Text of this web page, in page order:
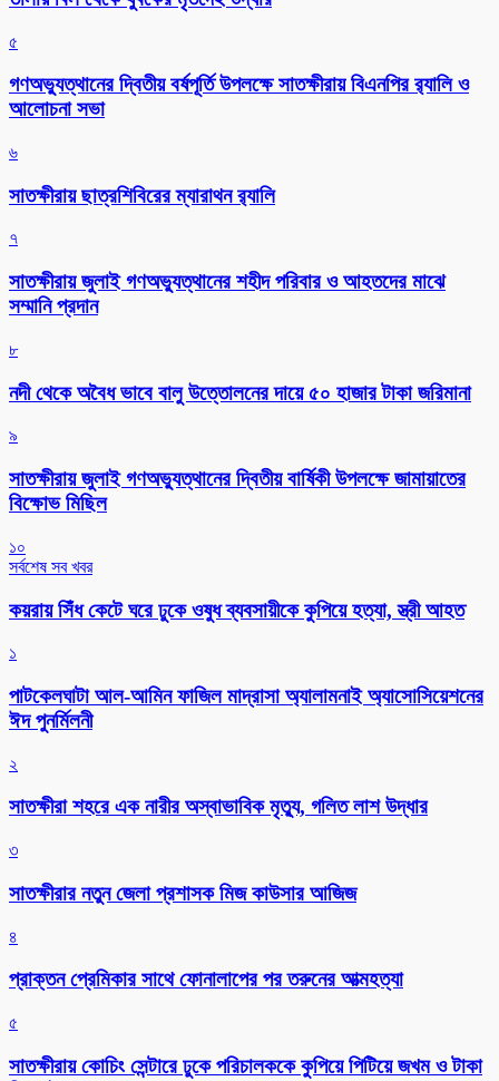
৫
গণঅভ্যুত্থানের দ্বিতীয় বর্ষপূর্তি উপলক্ষে সাতক্ষীরায় বিএনপির র‌্যালি ও
আলোচনা সভা
৬
সাতক্ষীরায় ছাত্রশিবিরের ম্যারাথন র‌্যালি
৭
সাতক্ষীরায় জুলাই গণঅভ্যুত্থানের শহীদ পরিবার ও আহতদের মাঝে
সম্মানি প্রদান
৮
নদী থেকে অবৈধ ভাবে বালু উত্তোলনের দায়ে ৫০ হাজার টাকা জরিমানা
৯
সাতক্ষীরায় জুলাই গণঅভ্যুত্থানের দ্বিতীয় বার্ষিকী উপলক্ষে জামায়াতের
বিক্ষোভ মিছিল
১০
সর্বশেষ সব খবর
কয়রায় সিঁধ কেটে ঘরে ঢুকে ওষুধ ব্যবসায়ীকে কুপিয়ে হত্যা, স্ত্রী আহত
১
পাটকেলঘাটা আল-আমিন ফাজিল মাদ্রাসা অ্যালামনাই অ্যাসোসিয়েশনের
ঈদ পুনর্মিলনী
২
সাতক্ষীরা শহরে এক নারীর অস্বাভাবিক মৃত্যু, গলিত লাশ উদ্ধার
৩
সাতক্ষীরার নতুন জেলা প্রশাসক মিজ কাউসার আজিজ
৪
প্রাক্তন প্রেমিকার সাথে ফোনালাপের পর তরুনের আত্মহত্যা
৫
সাতক্ষীরায় কোচিং সেন্টারে ঢুকে পরিচালককে কুপিয়ে পিটিয়ে জখম ও টাকা